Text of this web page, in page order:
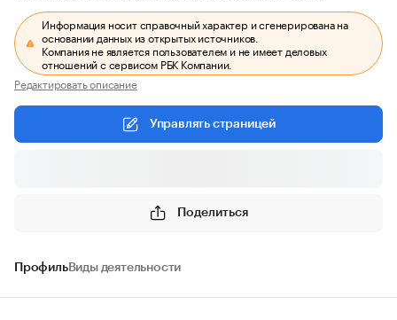
Информация носит справочный характер и сгенерирована на
основании данных из открытых источников.
Компания не является пользователем и не имеет деловых
отношений с сервисом РБК Компании.
Редактировать описание
Управлять страницей
Поделиться
ПрофильВиды деятельности